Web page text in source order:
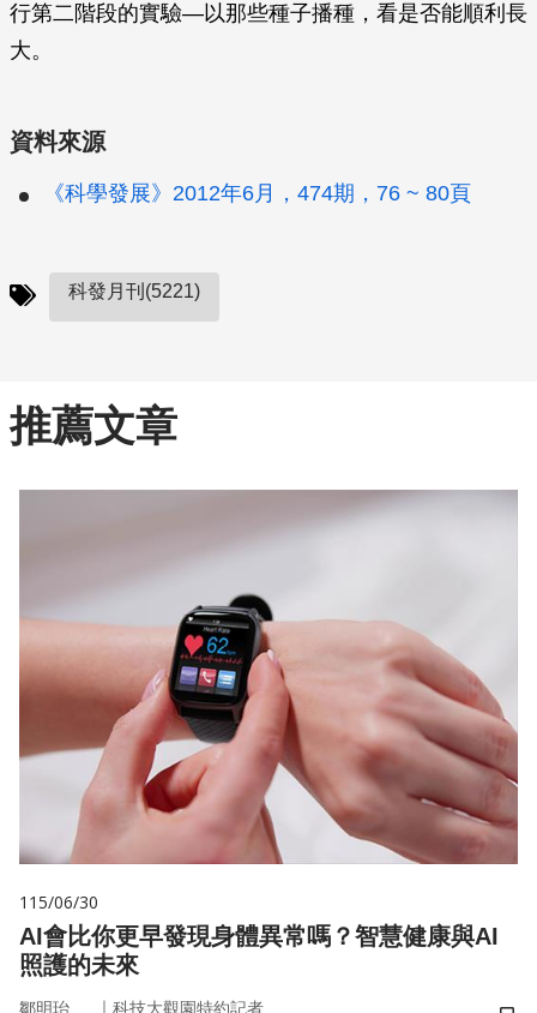
行第二階段的實驗—以那些種子播種，看是否能順利長
大。
資料來源
《科學發展》2012年6月，474期，76 ~ 80頁
科發月刊(5221)
推薦文章
115/06/30
AI會比你更早發現身體異常嗎？智慧健康與AI
照護的未來
鄒明珆 ｜ 科技大觀園特約記者